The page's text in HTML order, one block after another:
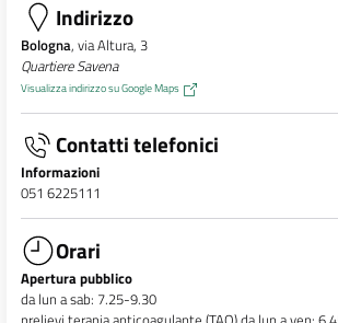
Indirizzo
Bologna, via Altura, 3
Quartiere Savena
Visualizza indirizzo su Google Maps
Contatti telefonici
Informazioni
051 6225111
Orari
Apertura pubblico
da lun a sab: 7.25-9.30